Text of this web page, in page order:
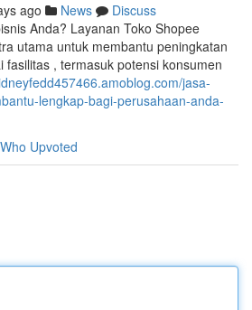
ago News
Discuss
Anda? Layanan Toko Shopee
utama untuk membantu peningkatan
fasilitas , termasuk potensi konsumen
jasa-
lengkap-bagi-perusahaan-anda-
Who Upvoted